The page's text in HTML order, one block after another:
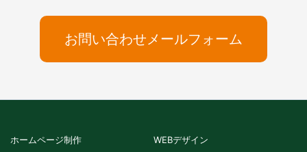
お問い合わせメールフォーム
ホームページ制作
WEBデザイン